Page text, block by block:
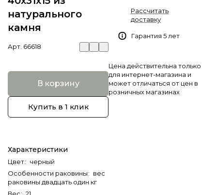
натурального
камня
Арт. 66618
В корзину
Купить в 1 клик
Характеристики
Цвет: черный
Особенности раковины: вес
раковины двадцать один кг
Рассчитать
доставку
Гарантия 5 лет
Цена действительна только
для интернет-магазина и
может отличаться от цен в
розничных магазинах